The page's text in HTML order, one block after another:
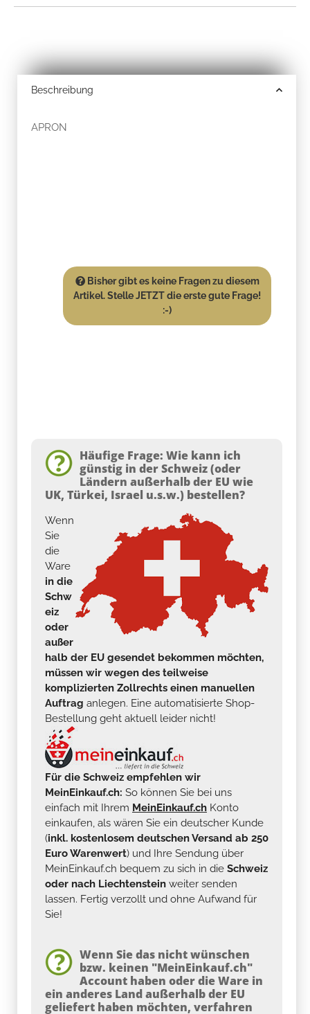
Beschreibung
APRON
Bisher gibt es keine Fragen zu diesem
Artikel. Stelle JETZT die erste gute Frage!
:-)
Häufige Frage: Wie kann ich
günstig in der Schweiz (oder
Ländern außerhalb der EU wie
UK, Türkei, Israel u.s.w.) bestellen?
Wenn
Sie
die
Ware
in die
Schw
eiz
oder
außer
halb der EU gesendet bekommen möchten,
müssen wir wegen des teilweise
komplizierten Zollrechts einen manuellen
Auftrag anlegen. Eine automatisierte Shop-
Bestellung geht aktuell leider nicht!
Für die Schweiz empfehlen wir
MeinEinkauf.ch: So können Sie bei uns
einfach mit Ihrem MeinEinkauf.ch Konto
einkaufen, als wären Sie ein deutscher Kunde
(inkl. kostenlosem deutschen Versand ab 250
Euro Warenwert) und Ihre Sendung über
MeinEinkauf.ch bequem zu sich in die Schweiz
oder nach Liechtenstein weiter senden
lassen. Fertig verzollt und ohne Aufwand für
Sie!
Wenn Sie das nicht wünschen
bzw. keinen "MeinEinkauf.ch"
Account haben oder die Ware in
ein anderes Land außerhalb der EU
geliefert haben möchten, verfahren